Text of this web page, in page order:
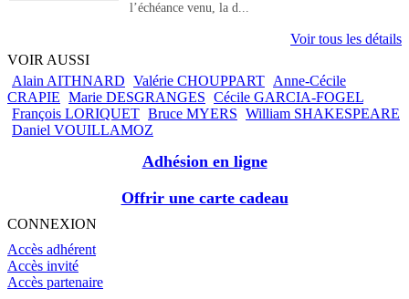
l’échéance venu, la d...
Voir tous les détails
VOIR AUSSI
Alain AITHNARD Valérie CHOUPPART Anne-Cécile
CRAPIE Marie DESGRANGES Cécile GARCIA-FOGEL
François LORIQUET Bruce MYERS William SHAKESPEARE
Daniel VOUILLAMOZ
Adhésion en ligne
Offrir une carte cadeau
CONNEXION
Accès adhérent
Accès invité
Accès partenaire